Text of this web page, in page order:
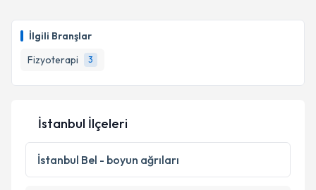
İlgili Branşlar
Fizyoterapi
3
İstanbul İlçeleri
İstanbul Bel - boyun ağrıları